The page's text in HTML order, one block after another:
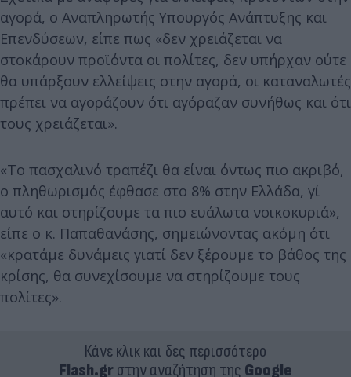
αγορά, ο Αναπληρωτής Υπουργός Ανάπτυξης και
Επενδύσεων, είπε πως «δεν χρειάζεται να
στοκάρουν προϊόντα οι πολίτες, δεν υπήρχαν ούτε
θα υπάρξουν ελλείψεις στην αγορά, οι καταναλωτές
πρέπει να αγοράζουν ότι αγόραζαν συνήθως και ότι
τους χρειάζεται».
«Το πασχαλινό τραπέζι θα είναι όντως πιο ακριβό,
ο πληθωρισμός έφθασε στο 8% στην Ελλάδα, γι΄
αυτό και στηρίζουμε τα πιο ευάλωτα νοικοκυριά»,
είπε ο κ. Παπαθανάσης, σημειώνοντας ακόμη ότι
«κρατάμε δυνάμεις γιατί δεν ξέρουμε το βάθος της
κρίσης, θα συνεχίσουμε να στηρίζουμε τους
πολίτες».
Κάνε κλικ και δες περισσότερο
Flash.grστην αναζήτηση της Google